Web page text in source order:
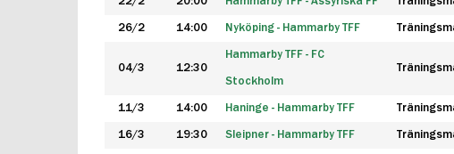
26/2 14:00 Nyköping - Hammarby TFF
04/3 12:30
Hammarby TFF - FC
Stockholm
11/3 14:00 Haninge - Hammarby TFF
16/3 19:30 Sleipner - Hammarby TFF